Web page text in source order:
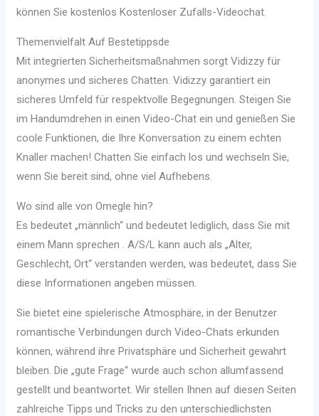
können Sie kostenlos Kostenloser Zufalls-Videochat.
Themenvielfalt Auf Bestetippsde
Mit integrierten Sicherheitsmaßnahmen sorgt Vidizzy für
anonymes und sicheres Chatten. Vidizzy garantiert ein
sicheres Umfeld für respektvolle Begegnungen. Steigen Sie
im Handumdrehen in einen Video-Chat ein und genießen Sie
coole Funktionen, die Ihre Konversation zu einem echten
Knaller machen! Chatten Sie einfach los und wechseln Sie,
wenn Sie bereit sind, ohne viel Aufhebens.
Wo sind alle von Omegle hin?
Es bedeutet „männlich“ und bedeutet lediglich, dass Sie mit
einem Mann sprechen . A/S/L kann auch als „Alter,
Geschlecht, Ort“ verstanden werden, was bedeutet, dass Sie
diese Informationen angeben müssen.
Sie bietet eine spielerische Atmosphäre, in der Benutzer
romantische Verbindungen durch Video-Chats erkunden
können, während ihre Privatsphäre und Sicherheit gewahrt
bleiben. Die „gute Frage“ wurde auch schon allumfassend
gestellt und beantwortet. Wir stellen Ihnen auf diesen Seiten
zahlreiche Tipps und Tricks zu den unterschiedlichsten